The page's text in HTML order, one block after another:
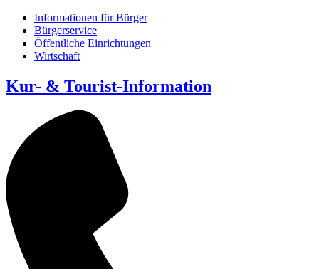
Informationen für Bürger
Bürgerservice
Öffentliche Einrichtungen
Wirtschaft
Kur- & Tourist-Information